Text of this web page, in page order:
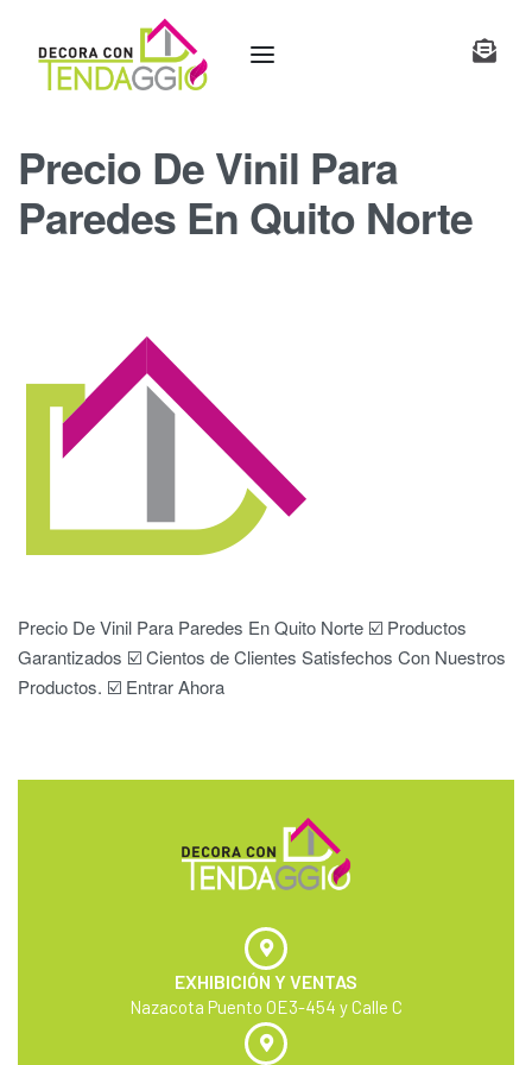
Precio De Vinil Para
Paredes En Quito Norte
Precio De Vinil Para Paredes En Quito Norte ☑️ Productos
Garantizados ☑️ Cientos de Clientes Satisfechos Con Nuestros
Productos. ☑️ Entrar Ahora
EXHIBICIÓN Y VENTAS
Nazacota Puento OE3-454 y Calle C